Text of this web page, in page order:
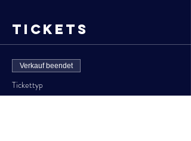
Tickets
Verkauf beendet
Tickettyp
Eintritt frei